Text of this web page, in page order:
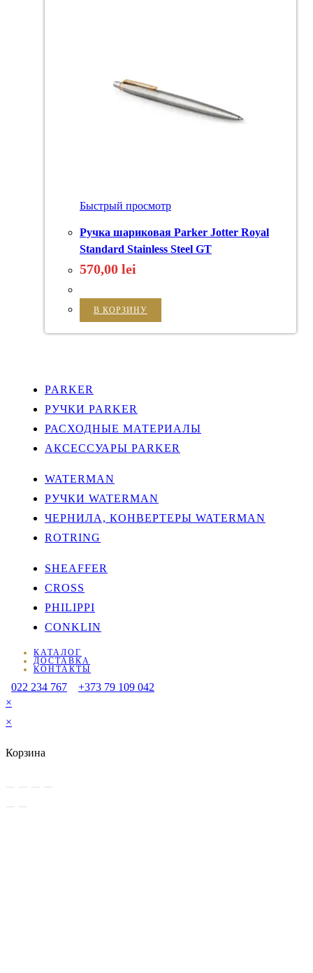
Быстрый просмотр
Ручка шариковая Parker Jotter Royal
Standard Stainless Steel GT
570,00 lei
В КОРЗИНУ
PARKER
РУЧКИ PARKER
РАСХОДНЫЕ МАТЕРИАЛЫ
АКСЕССУАРЫ PARKER
WATERMAN
РУЧКИ WATERMAN
ЧЕРНИЛА, КОНВЕРТЕРЫ WATERMAN
ROTRING
SHEAFFER
CROSS
PHILIPPI
CONKLIN
КАТАЛОГ
ДОСТАВКА
КОНТАКТЫ
022 234 767
+373 79 109 042
×
×
Корзина